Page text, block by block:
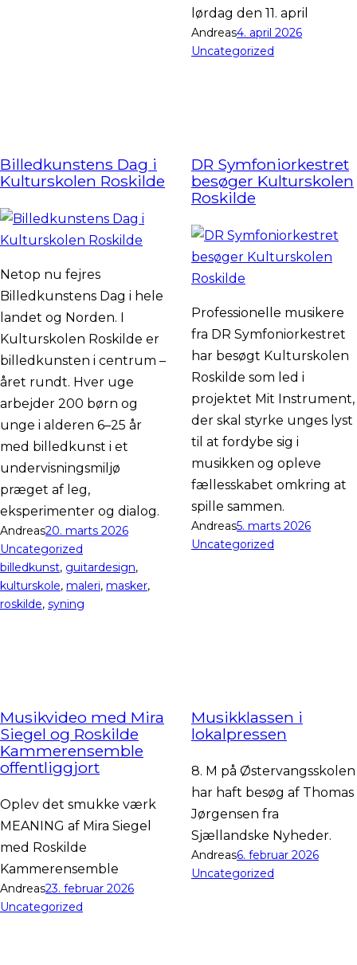
lørdag den 11. april
Andreas4. april 2026
Uncategorized
Billedkunstens Dag i
Kulturskolen Roskilde
Netop nu fejres
Billedkunstens Dag i hele
landet og Norden. I
Kulturskolen Roskilde er
billedkunsten i centrum –
året rundt. Hver uge
arbejder 200 børn og
unge i alderen 6–25 år
med billedkunst i et
undervisningsmiljø
præget af leg,
eksperimenter og dialog.
Andreas20. marts 2026
Uncategorized
billedkunst, guitardesign
kulturskole, maleri, masker
roskilde, syning
DR Symfoniorkestret
besøger Kulturskolen
Roskilde
Professionelle musikere
fra DR Symfoniorkestret
har besøgt Kulturskolen
Roskilde som led i
projektet Mit Instrument,
der skal styrke unges lyst
til at fordybe sig i
musikken og opleve
fællesskabet omkring at
spille sammen.
Andreas5. marts 2026
Uncategorized
Musikvideo med Mira
Siegel og Roskilde
Kammerensemble
offentliggjort
Oplev det smukke værk
MEANING af Mira Siegel
med Roskilde
Kammerensemble
Andreas23. februar 2026
Uncategorized
Musikklassen i
lokalpressen
8. M på Østervangsskolen
har haft besøg af Thomas
Jørgensen fra
Sjællandske Nyheder.
Andreas6. februar 2026
Uncategorized